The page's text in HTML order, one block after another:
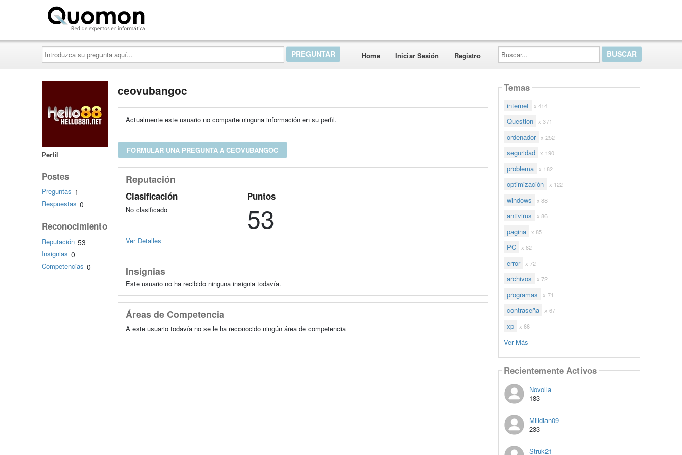
Introduzca
su
pregunta
aquí...
Home Iniciar Sesión Registro
Buscar...
Perfil
Postes
Preguntas 1
Respuestas 0
Reconocimiento
Reputación 53
Insignias 0
Competencias 0
ceovubangoc
Actualmente este usuario no comparte ninguna información en su perfil.
FORMULAR UNA PREGUNTA A CEOVUBANGOC
Reputación
Clasificación
No clasificado
Puntos
53
Ver Detalles
Insignias
Este usuario no ha recibido ninguna insignia todavía.
Áreas de Competencia
A este usuario todavía no se le ha reconocido ningún área de competencia
Temas
internet x 414
Question x 371
ordenador x 252
seguridad x 190
problema x 182
optimización x 122
windows x 88
antivirus x 86
pagina x 85
PC x 82
error x 72
archivos x 72
programas x 71
contraseña x 67
xp x 66
Ver Más
Recientemente Activos
Novolla
183
Milidian09
233
Struk21